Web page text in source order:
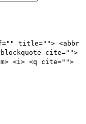
title=""> <abbr
cite="">
<i> <q cite="">